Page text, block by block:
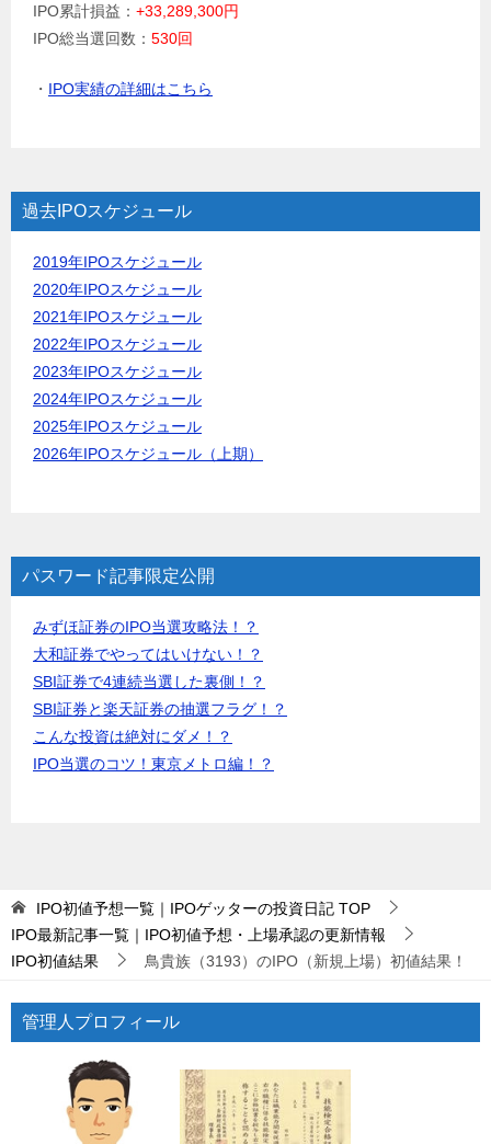
IPO累計損益： +33,289,300円
IPO総当選回数： 530回
・ IPO実績の詳細はこちら
過去IPOスケジュール
2019年IPOスケジュール
2020年IPOスケジュール
2021年IPOスケジュール
2022年IPOスケジュール
2023年IPOスケジュール
2024年IPOスケジュール
2025年IPOスケジュール
2026年IPOスケジュール（上期）
パスワード記事限定公開
みずほ証券のIPO当選攻略法！？
大和証券でやってはいけない！？
SBI証券で4連続当選した裏側！？
SBI証券と楽天証券の抽選フラグ！？
こんな投資は絶対にダメ！？
IPO当選のコツ！東京メトロ編！？
IPO初値予想一覧｜IPOゲッターの投資日記 TOP
IPO最新記事一覧｜IPO初値予想・上場承認の更新情報
IPO初値結果
鳥貴族（3193）のIPO（新規上場）初値結果！
管理人プロフィール